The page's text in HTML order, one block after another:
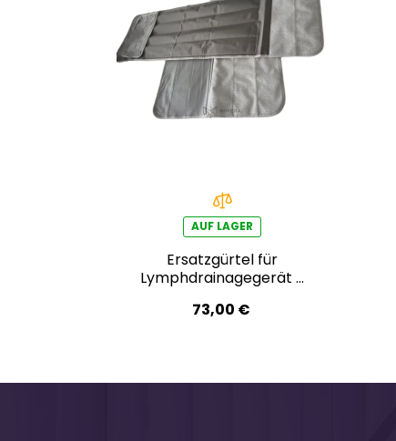
AUF LAGER
Ersatzgürtel für
Lymphdrainagegerät –
73,00 €